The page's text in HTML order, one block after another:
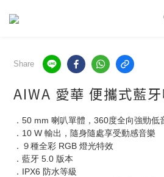
Share
AIWA 愛華 便攜式藍
．50 mm 喇叭單體，360度全向強勁低
．10 W 輸出，隨身隨處享受動感音樂
．９種全彩 RGB 燈光特效
．藍牙 5.0 版本
．IPX6 防水等級